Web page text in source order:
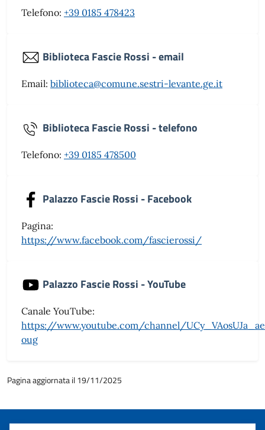
Telefono: +39 0185 478423
Biblioteca Fascie Rossi - email
Email: biblioteca@comune.sestri-levante.ge.it
Biblioteca Fascie Rossi - telefono
Telefono: +39 0185 478500
Palazzo Fascie Rossi - Facebook
Pagina:
https://www.facebook.com/fascierossi/
Palazzo Fascie Rossi - YouTube
Canale YouTube:
https://www.youtube.com/channel/
oug
Pagina aggiornata il 19/11/2025